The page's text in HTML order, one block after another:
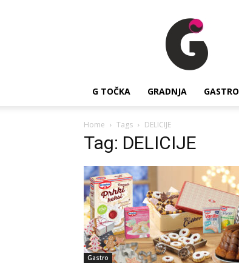
G
Točka
G TOČKA GRADNJA GASTRO
Home Tags DELICIJE
Tag: DELICIJE
Gastro